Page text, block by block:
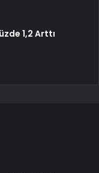
1,2 Arttı